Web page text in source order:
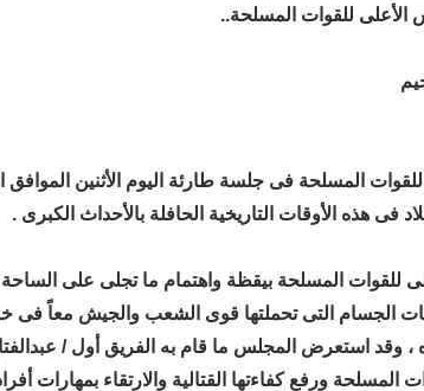
للقوات المسلحة..
فى هذه الأوقات التاريخية الحافلة بالأحداث الكبرى .
والمسئوليات الجسام التى تحملتها قوى الشعب والجيش
، وقد استعرض المجلس ما قام به الفريق أول /
المسلحة ورفع كفاءتها القتالية والارتقاء بمهارات